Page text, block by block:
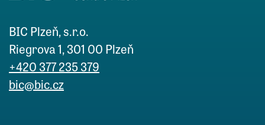
BIC Plzeň, s.r.o.
Riegrova 1, 301 00 Plzeň
+420 377 235 379
bic@bic.cz